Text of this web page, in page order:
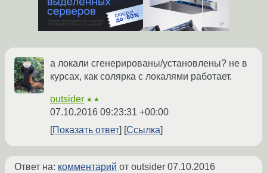
а локали сгенерированы/установлены? не в
курсах, как солярка с локалями работает.
outsider ★★
07.10.2016 09:23:31 +00:00
Показать ответ
Ссылка
Ответ на: комментарий от outsider 07.10.2016